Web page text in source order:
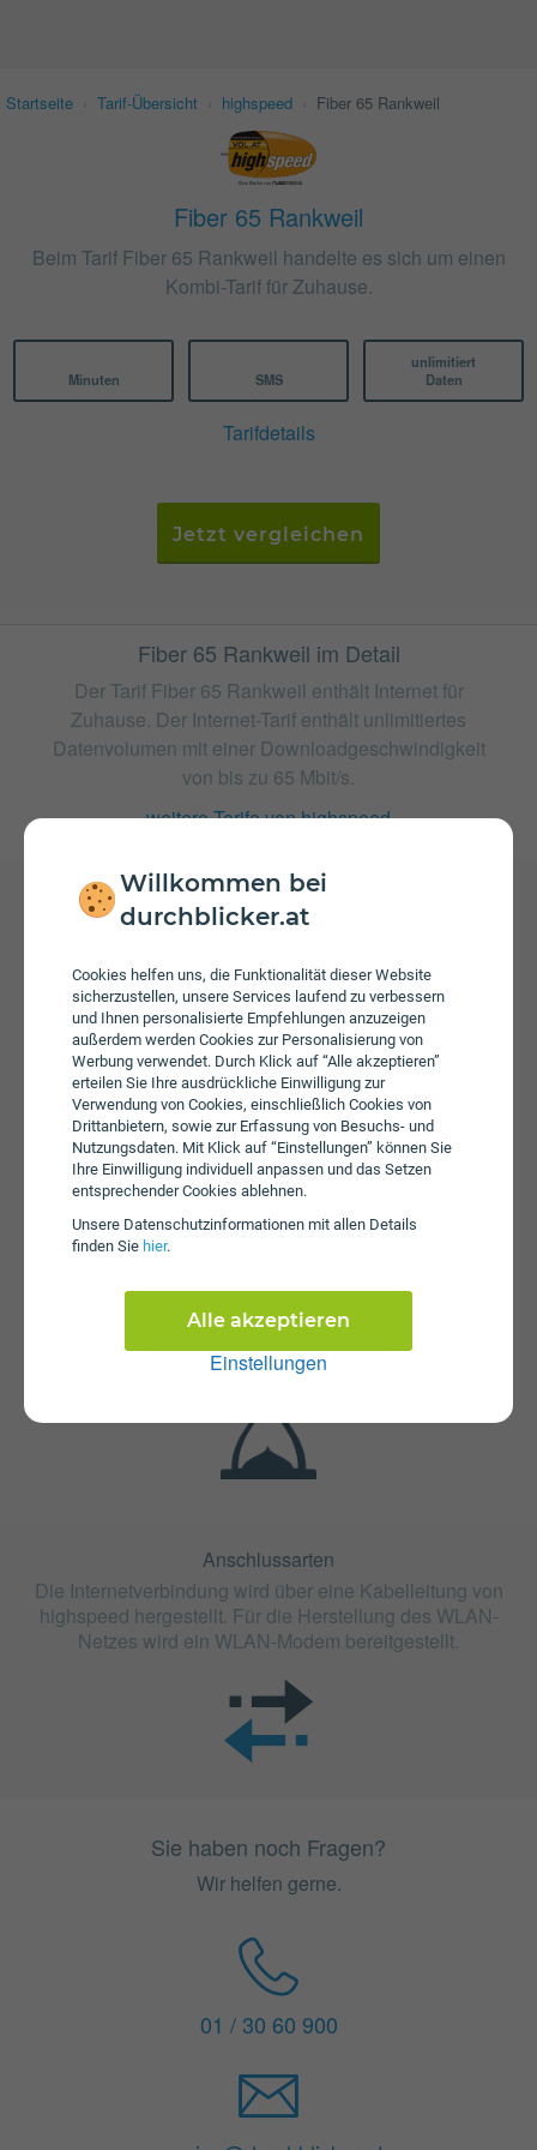
Willkommen bei
durchblicker.at
Cookies helfen uns, die Funktionalität dieser Website
sicherzustellen, unsere Services laufend zu verbessern
und Ihnen personalisierte Empfehlungen anzuzeigen
außerdem werden Cookies zur Personalisierung von
Werbung verwendet. Durch Klick auf “Alle akzeptieren”
erteilen Sie Ihre ausdrückliche Einwilligung zur
Verwendung von Cookies, einschließlich Cookies von
Drittanbietern, sowie zur Erfassung von Besuchs- und
Nutzungsdaten. Mit Klick auf “Einstellungen” können Sie
Ihre Einwilligung individuell anpassen und das Setzen
entsprechender Cookies ablehnen.
Unsere Daten­schutz­informationen mit allen Details
finden Sie hier.
Einstellungen
Alle akzeptieren
Startseite Tarif-Übersicht highspeed Fiber 65 Rankweil
Fiber 65 Rankweil
Beim Tarif Fiber 65 Rankweil handelte es sich um einen
Kombi-Tarif für Zuhause.
Minuten SMS
unlimitiert
Daten
Tarifdetails
Jetzt vergleichen
Fiber 65 Rankweil im Detail
Der Tarif Fiber 65 Rankweil enthält Internet für
Zuhause. Der Internet-Tarif enthält unlimitiertes
Datenvolumen mit einer Downloadgeschwindigkeit
von bis zu 65 Mbit/s.
weitere Tarife von highspeed
Beim Tarif Fiber 65 Rankweil fallen monatliche Gebühren
von € 23,99 an. Die jährliche Servicepauschale beträgt €
34,90. Weiters fallen einmalige Gebühren von bis zu €
79,00 an.
Die Vertragslaufzeit bei Fiber 65 Rankweil beträgt 24
Monate. Die Kündigungsfrist beträgt 1 Monat.
Anschlussarten
Die Internetverbindung wird über eine Kabelleitung von
highspeed hergestellt. Für die Herstellung des WLAN-
Netzes wird ein WLAN-Modem bereitgestellt.
Sie haben noch Fragen?
Wir helfen gerne.
01 / 30 60 900